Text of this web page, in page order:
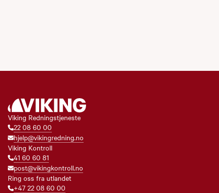
Viking Redningstjeneste
22 08 60 00
hjelp@vikingredning.no
Viking Kontroll
41 60 60 81
post@vikingkontroll.no
Ring oss fra utlandet
+47 22 08 60 00